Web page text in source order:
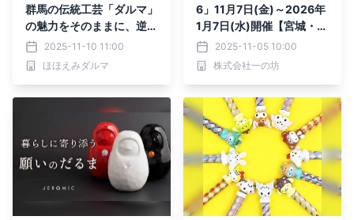
群馬の伝統工芸「ダルマ」
の魅力をそのままに、逆転
の発想で新しいデザインへ
進化！世界に一つの笑顔の
縁起物「ほほえみダル
ウドファンディング開催
2025-11-10 11:00
ほほえみダルマ
6」11月7日(金)～2026年
1月7日(水)開催【宮城・日
本三景松島】
2025-11-05 10:00
株式会社一の坊